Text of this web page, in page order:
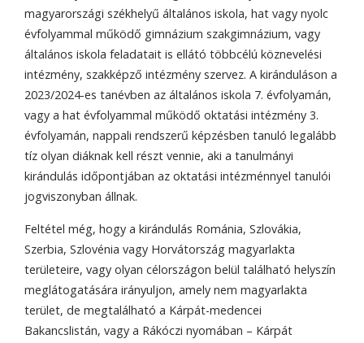
magyarországi székhelyű általános iskola, hat vagy nyolc
évfolyammal működő gimnázium szakgimnázium, vagy
általános iskola feladatait is ellátó többcélú köznevelési
intézmény, szakképző intézmény szervez. A kiránduláson a
2023/2024-es tanévben az általános iskola 7. évfolyamán,
vagy a hat évfolyammal működő oktatási intézmény 3.
évfolyamán, nappali rendszerű képzésben tanuló legalább
tíz olyan diáknak kell részt vennie, aki a tanulmányi
kirándulás időpontjában az oktatási intézménnyel tanulói
jogviszonyban állnak.
Feltétel még, hogy a kirándulás Románia, Szlovákia,
Szerbia, Szlovénia vagy Horvátország magyarlakta
területeire, vagy olyan célországon belül található helyszín
meglátogatására irányuljon, amely nem magyarlakta
terület, de megtalálható a Kárpát-medencei
Bakancslistán, vagy a Rákóczi nyomában – Kárpát